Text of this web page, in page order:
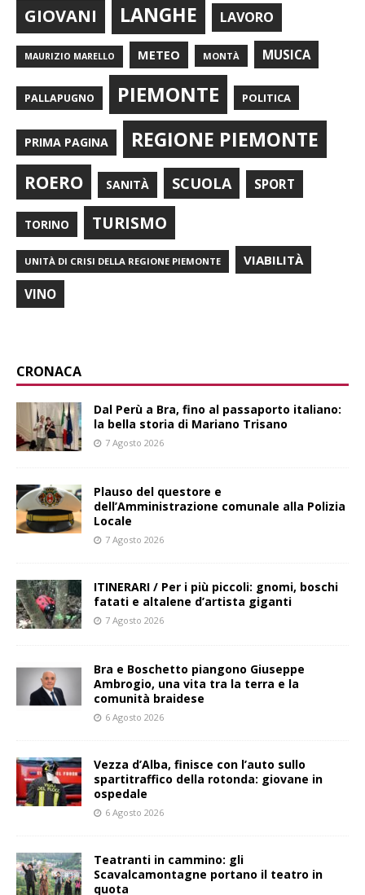
GIOVANI LANGHE LAVORO
MAURIZIO MARELLO METEO MONTÀ MUSICA
PALLAPUGNO PIEMONTE POLITICA
PRIMA PAGINA REGIONE PIEMONTE
ROERO SANITÀ SCUOLA SPORT
TORINO TURISMO
UNITÀ DI CRISI DELLA REGIONE PIEMONTE VIABILITÀ
VINO
CRONACA
​Dal Perù a Bra, fino al passaporto italiano:
la bella storia di Mariano Trisano
7 Agosto 2026
Plauso del questore e
dell’Amministrazione comunale alla Polizia
Locale
7 Agosto 2026
ITINERARI / Per i più piccoli: gnomi, boschi
fatati e altalene d’artista giganti
7 Agosto 2026
Bra e Boschetto piangono Giuseppe
Ambrogio, una vita tra la terra e la
comunità braidese
6 Agosto 2026
Vezza d’Alba, finisce con l’auto sullo
spartitraffico della rotonda: giovane in
ospedale
6 Agosto 2026
Teatranti in cammino: gli
Scavalcamontagne portano il teatro in
quota